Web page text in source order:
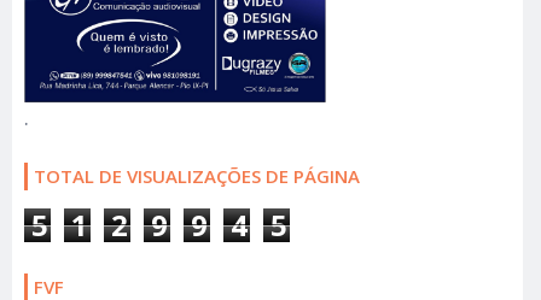
.
TOTAL DE VISUALIZAÇÕES DE PÁGINA
5 1 2 9 9 4 5
FVF